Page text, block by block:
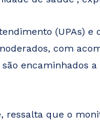
(UPAs) e
com
encaminhados
ressalta que o